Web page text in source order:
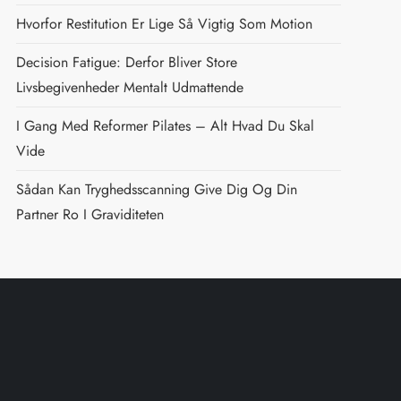
Hvorfor Restitution Er Lige Så Vigtig Som Motion
Decision Fatigue: Derfor Bliver Store
Livsbegivenheder Mentalt Udmattende
I Gang Med Reformer Pilates – Alt Hvad Du Skal
Vide
Sådan Kan Tryghedsscanning Give Dig Og Din
Partner Ro I Graviditeten